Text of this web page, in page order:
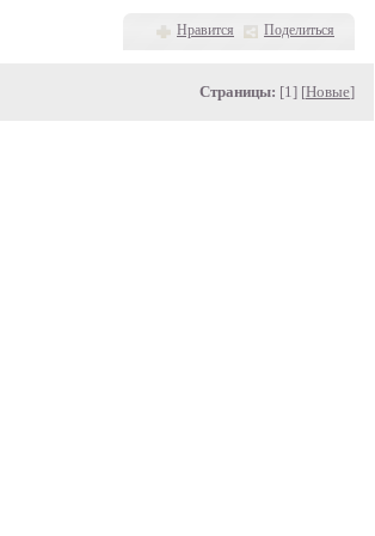
Нравится Поделиться
Страницы: [1] [Новые]